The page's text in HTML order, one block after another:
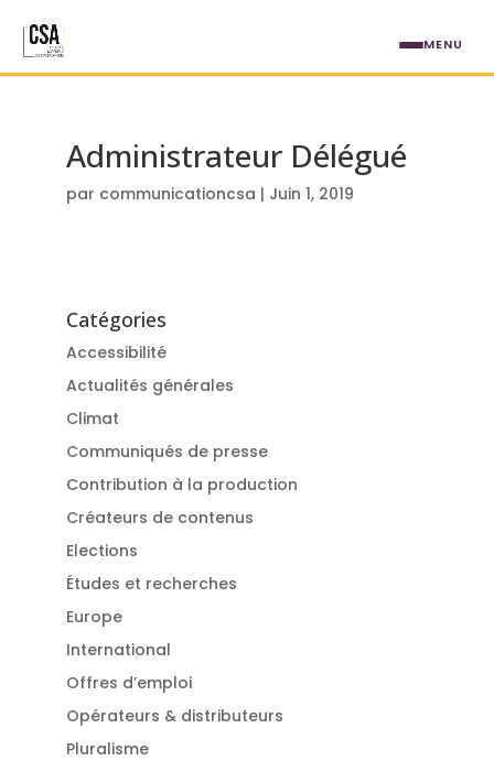
Administrateur Délégué
par communicationcsa | Juin 1, 2019
Catégories
Accessibilité
Actualités générales
Climat
Communiqués de presse
Contribution à la production
Créateurs de contenus
Elections
Études et recherches
Europe
International
Offres d’emploi
Opérateurs & distributeurs
Pluralisme
MENU